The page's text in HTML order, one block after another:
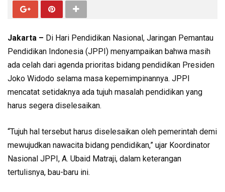
Jakarta – Di Hari Pendidikan Nasional, Jaringan Pemantau
Pendidikan Indonesia (JPPI) menyampaikan bahwa masih
ada celah dari agenda prioritas bidang pendidikan Presiden
Joko Widodo selama masa kepemimpinannya. JPPI
mencatat setidaknya ada tujuh masalah pendidikan yang
harus segera diselesaikan.
“Tujuh hal tersebut harus diselesaikan oleh pemerintah demi
mewujudkan nawacita bidang pendidikan,” ujar Koordinator
Nasional JPPI, A. Ubaid Matraji, dalam keterangan
tertulisnya, bau-baru ini.